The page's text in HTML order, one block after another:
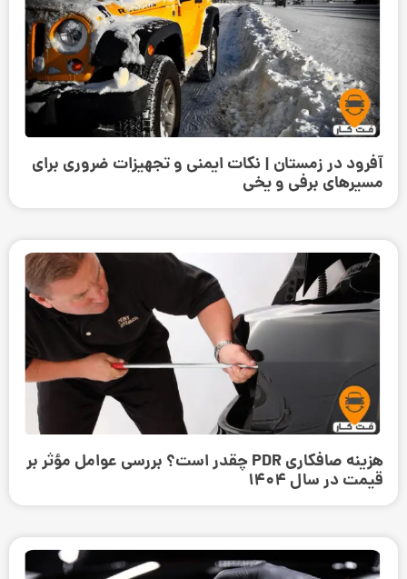
آفرود در زمستان | نکات ایمنی و تجهیزات ضروری برای
مسیرهای برفی و یخی
هزینه صافکاری PDR چقدر است؟ بررسی عوامل مؤثر بر
قیمت در سال 1404